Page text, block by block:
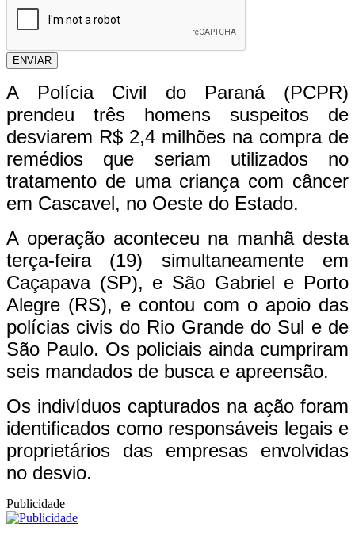
ENVIAR
A Polícia Civil do Paraná (PCPR)
prendeu três homens suspeitos de
desviarem R$ 2,4 milhões na compra de
remédios que seriam utilizados no
tratamento de uma criança com câncer
em Cascavel, no Oeste do Estado.
A operação aconteceu na manhã desta
terça-feira (19) simultaneamente em
Caçapava (SP), e São Gabriel e Porto
Alegre (RS), e contou com o apoio das
polícias civis do Rio Grande do Sul e de
São Paulo. Os policiais ainda cumpriram
seis mandados de busca e apreensão.
Os indivíduos capturados na ação foram
identificados como responsáveis legais e
proprietários das empresas envolvidas
no desvio.
Publicidade